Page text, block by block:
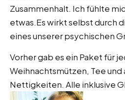
Zusammenhalt. Ich fühlte
etwas.Es wirkt selbst durch
eines unserer psychischen
Vorher gab es ein Paket für
Weihnachtsmützen, Tee und
Nettigkeiten. Alle inklusive